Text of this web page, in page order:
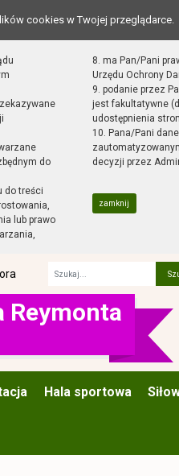
cookies w Twojej przeglądarce.
do
do treści
lub prawo
8. ma Pan/Pani
Urzędu Ochrony
9. podanie przez
jest fakultatywne
udostępnienia
10. Pana/Pani
decyzji przez
zamknij
Reymonta
Hala sportowa